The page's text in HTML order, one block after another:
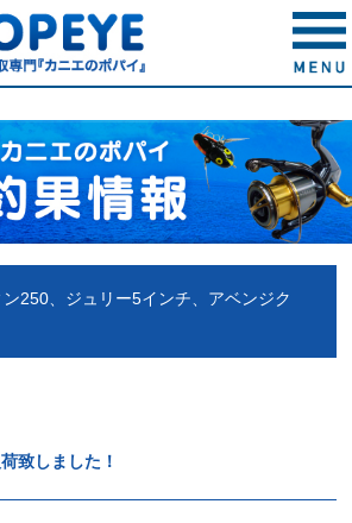
ン250、ジュリー5インチ、アベンジク
致しました！